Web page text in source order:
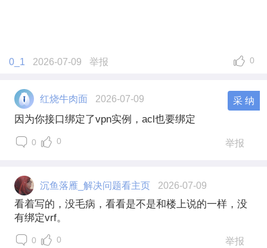
0_1 2026-07-09 举报 0
红烧牛肉面 2026-07-09 采 纳
因为你接口绑定了vpn实例，acl也要绑定
0 0 举报
沉鱼落雁_解决问题看主页 2026-07-09
看着写的，没毛病，看看是不是和楼上说的一样，没
有绑定vrf。
0 0 举报